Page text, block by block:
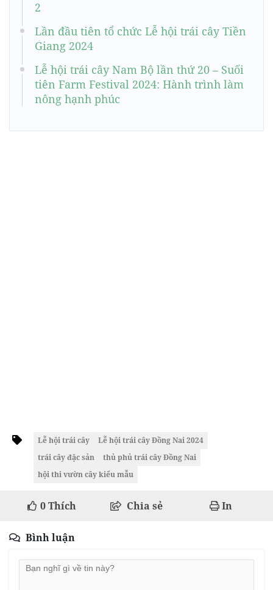
2
Lần đầu tiên tổ chức Lễ hội trái cây Tiền
Giang 2024
Lễ hội trái cây Nam Bộ lần thứ 20 – Suối
tiên Farm Festival 2024: Hành trình làm
nông hạnh phúc
Lễ hội trái cây
Lễ hội trái cây Đồng Nai 2024
trái cây đặc sản
thủ phủ trái cây Đồng Nai
hội thi vườn cây kiểu mẫu
0Thích Chia sẻ In
Bình luận